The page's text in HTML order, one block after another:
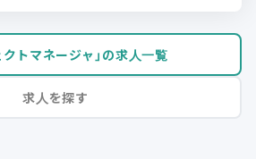
クトマネージャ」の求人一覧
求人を探す